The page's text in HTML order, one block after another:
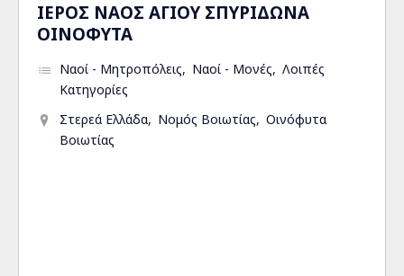
ΙΕΡΟΣ ΝΑΟΣ ΑΓΙΟΥ ΣΠΥΡΙΔΩΝΑ
ΟΙΝΟΦΥΤΑ
Ναοί - Μητροπόλεις Ναοί - Μονές
Λοιπές
Κατηγορίες
Στερεά Ελλάδα
Νομός Βοιωτίας
Οινόφυτα
Βοιωτίας